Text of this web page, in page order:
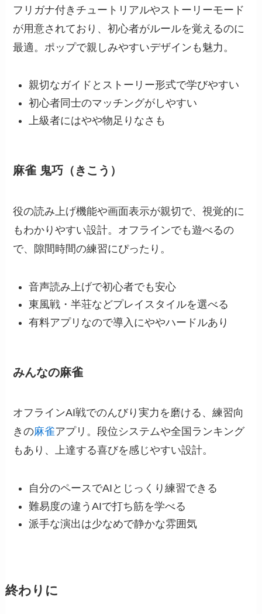
フリガナ付きチュートリアルやストーリーモード
が用意されており、初心者がルールを覚えるのに
最適。ポップで親しみやすいデザインも魅力。
親切なガイドとストーリー形式で学びやすい
初心者同士のマッチングがしやすい
上級者にはやや物足りなさも
麻雀 鬼巧（きこう）
役の読み上げ機能や画面表示が親切で、視覚的に
もわかりやすい設計。オフラインでも遊べるの
で、隙間時間の練習にぴったり。
音声読み上げで初心者でも安心
東風戦・半荘などプレイスタイルを選べる
有料アプリなので導入にややハードルあり
みんなの麻雀
オフラインAI戦でのんびり実力を磨ける、練習向
きの麻雀アプリ。段位システムや全国ランキング
もあり、上達する喜びを感じやすい設計。
自分のペースでAIとじっくり練習できる
難易度の違うAIで打ち筋を学べる
派手な演出は少なめで静かな雰囲気
終わりに